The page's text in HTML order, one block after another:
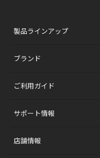
製品ラインアップ
ブランド
ご利用ガイド
サポート情報
店舗情報